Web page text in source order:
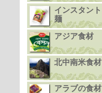
インスタント
麺
アジア食材
北中南米食材
アラブの食材